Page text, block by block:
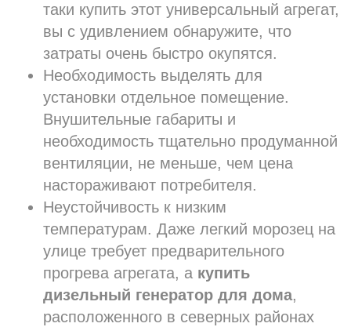
таки купить этот универсальный агрегат,
вы с удивлением обнаружите, что
затраты очень быстро окупятся.
Необходимость выделять для
установки отдельное помещение.
Внушительные габариты и
необходимость тщательно продуманной
вентиляции, не меньше, чем цена
настораживают потребителя.
Неустойчивость к низким
температурам. Даже легкий морозец на
улице требует предварительного
прогрева агрегата, а купить
дизельный генератор для дома,
расположенного в северных районах